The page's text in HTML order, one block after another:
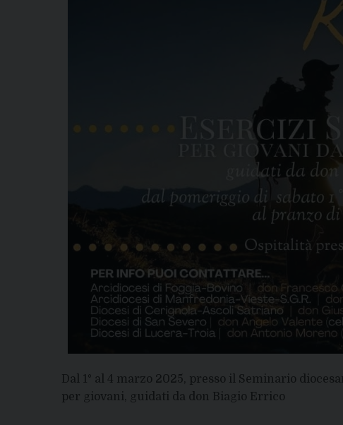
Dal 1° al 4 marzo 2025, presso il Seminario
per giovani, guidati da don Biagio Errico